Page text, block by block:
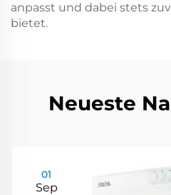
anpasst und dabei stets
bietet.
Neueste
01
Sep